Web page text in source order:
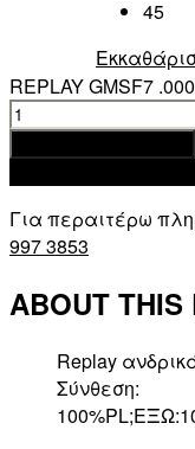
45
REPLAY GMSF7
Για περαιτέρω
997 3853
ABOUT THIS
Replay
Σύνθεση: